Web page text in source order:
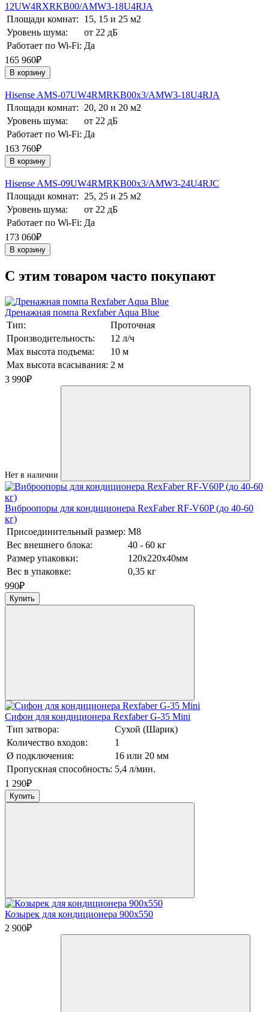
12UW4RXRKB00/AMW3-18U4RJA
Площади комнат:
15, 15 и 25 м2
Уровень шума:
от 22 дБ
Работает по Wi-Fi: Да
165 960₽
В корзину
Hisense AMS-07UW4RMRKB00х3/AMW3-18U4RJA
Площади комнат:
20, 20 и 20 м2
Уровень шума:
от 22 дБ
Работает по Wi-Fi: Да
163 760₽
В корзину
Hisense AMS-09UW4RMRKB00х3/AMW3-24U4RJC
Площади комнат:
25, 25 и 25 м2
Уровень шума:
от 22 дБ
Работает по Wi-Fi: Да
173 060₽
В корзину
C этим товаром часто покупают
Дренажная помпа Rexfaber Aqua Blue
Тип:
Проточная
Производительность:
12 л/ч
Max высота подъема:
10 м
Max высота всасывания: 2 м
3 990₽
Нет в наличии
Виброопоры для кондиционера RexFaber RF-V60P (до 40-60
кг)
Присоединительный размер: М8
Вес внешнего блока:
40 - 60 кг
Размер упаковки:
120х220х40мм
Вес в упаковке:
0,35 кг
990₽
Купить
Сифон для кондиционера Rexfaber G-35 Mini
Тип затвора:
Сухой (Шарик)
Количество входов:
1
Ø подключения:
16 или 20 мм
Пропускная способность: 5,4 л/мин.
1 290₽
Купить
Козырек для кондиционера 900х550
2 900₽